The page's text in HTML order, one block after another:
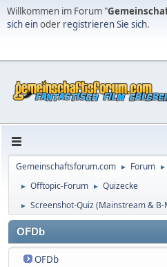
Willkommen im Forum "
sich einoder registrieren Sie sich.
Gemeinschaftsforum.com ► Forum ►
► Offtopic-Forum ► Quizecke
► Screenshot-Quiz (Mainstream & B-
OFDb
OFDb